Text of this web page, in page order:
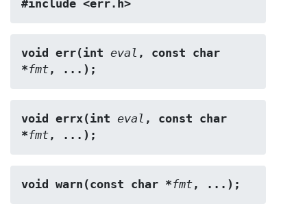
#include <err.h>
void err(int eval , const char
*fmt, ...);
void errx(int eval , const char
*fmt, ...);
void warn(const char *fmt, ...);